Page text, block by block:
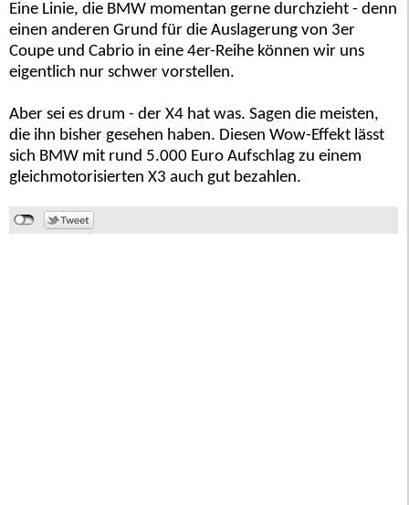
Eine Linie, die BMW momentan gerne durchzieht - denn
einen anderen Grund für die Auslagerung von 3er
Coupe und Cabrio in eine 4er-Reihe können wir uns
eigentlich nur schwer vorstellen.
Aber sei es drum - der X4 hat was. Sagen die meisten,
die ihn bisher gesehen haben. Diesen Wow-Effekt lässt
sich BMW mit rund 5.000 Euro Aufschlag zu einem
gleichmotorisierten X3 auch gut bezahlen.